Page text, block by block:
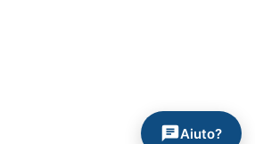
Aiuto?